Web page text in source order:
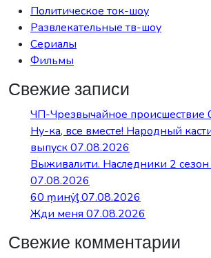
Политическое ток-шоу
Развлекательные тв-шоу
Сериалы
Фильмы
Свежие записи
ЧП-Чрезвычайное происшествие
Ну-ка, все вместе! Народный
выпуск 07.08.2026
Выживалити. Наследники 2
07.08.2026
60 ṃинẏƫ 07.08.2026
Жди меня 07.08.2026
Свежие комментарии